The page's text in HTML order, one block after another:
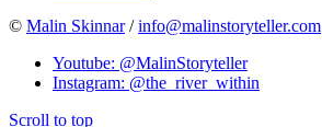
© Malin Skinnar/info@malinstoryteller.com
Youtube: @MalinStoryteller
Instagram: @the_river_within
Scroll to top